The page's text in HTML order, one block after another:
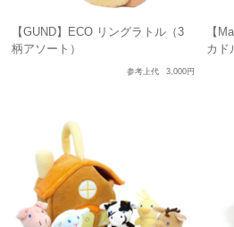
【GUND】ECO リングラトル（3
柄アソート）
参考上代 3,000円
【
カド